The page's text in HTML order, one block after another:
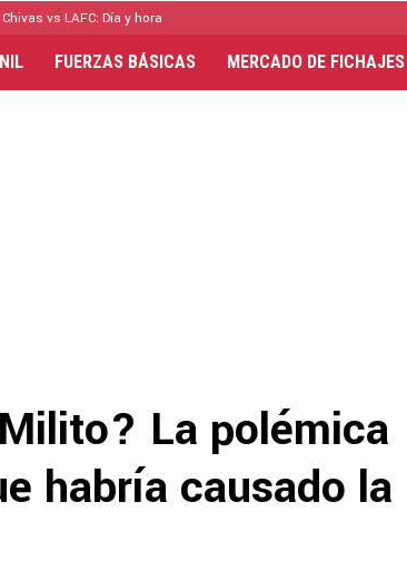
Chivas vs LAFC: Día y hora
FUERZAS BÁSICAS MERCADO DE FICHAJES
La polémica
habría causado la